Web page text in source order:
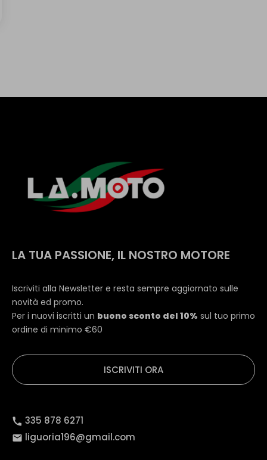
LA TUA PASSIONE, IL NOSTRO MOTORE
Iscriviti alla Newsletter e resta sempre aggiornato sulle
novità ed promo.
Per i nuovi iscritti un buono sconto del 10% sul tuo primo
ordine di minimo €60
ISCRIVITI ORA
335 878 6271
liguoria196@gmail.com